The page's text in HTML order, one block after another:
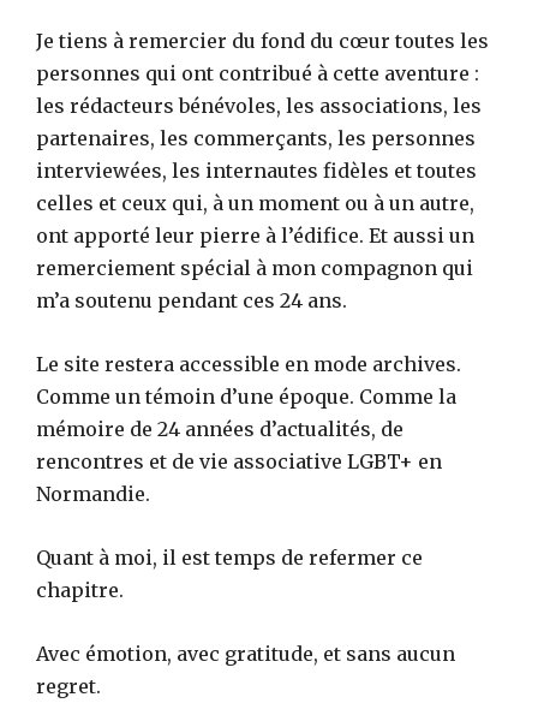
Je tiens à remercier du fond du cœur toutes les
personnes qui ont contribué à cette aventure :
les rédacteurs bénévoles, les associations, les
partenaires, les commerçants, les personnes
interviewées, les internautes fidèles et toutes
celles et ceux qui, à un moment ou à un autre,
ont apporté leur pierre à l’édifice. Et aussi un
remerciement spécial à mon compagnon qui
m’a soutenu pendant ces 24 ans.
Le site restera accessible en mode archives.
Comme un témoin d’une époque. Comme la
mémoire de 24 années d’actualités, de
rencontres et de vie associative LGBT+ en
Normandie.
Quant à moi, il est temps de refermer ce
chapitre.
Avec émotion, avec gratitude, et sans aucun
regret.